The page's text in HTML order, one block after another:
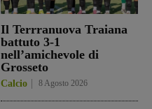
Il Terrranuova Traiana
battuto 3-1
nell’amichevole di
Grosseto
Calcio 8 Agosto 2026